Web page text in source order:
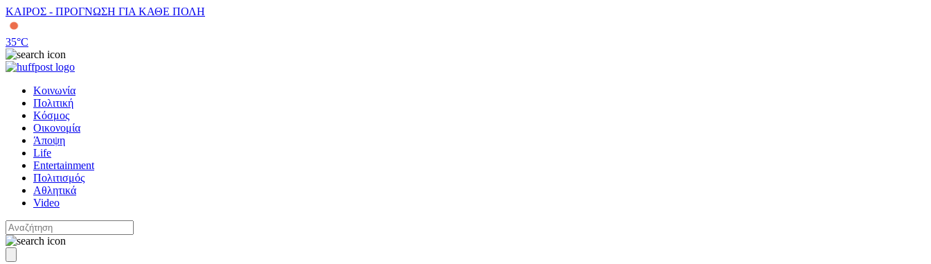
ΚΑΙΡΟΣ - ΠΡΟΓΝΩΣΗ ΓΙΑ ΚΑΘΕ ΠΟΛΗ
35°C
Κοινωνία
Πολιτική
Κόσμος
Οικονομία
Άποψη
Life
Entertainment
Πολιτισμός
Αθλητικά
Video